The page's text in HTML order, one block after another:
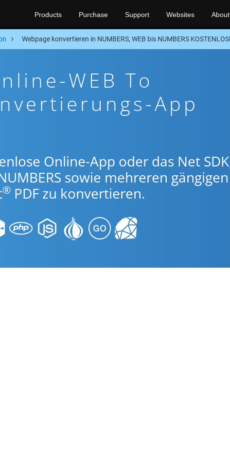
Products Purchase Support Websites About
Webpage konvertieren in NUMBERS, WEB bis NUMBERS
WEB To
App
Online-App oder das Net
sowie mehreren gängigen
® PDF zu konvertieren.